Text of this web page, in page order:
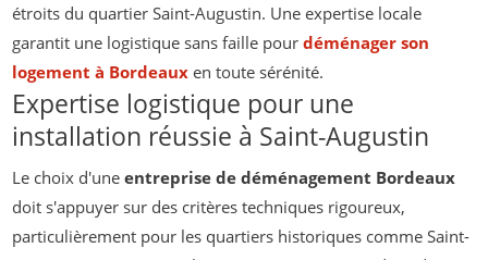
étroits du quartier Saint-Augustin. Une expertise locale
garantit une logistique sans faille pourdéménager son
logement à Bordeaux en toute sérénité.
Expertise logistique pour une
installation réussie à Saint-Augustin
Le choix d'uneentreprise de déménagement Bordeaux
doit s'appuyer sur des critères techniques rigoureux,
particulièrement pour les quartiers historiques comme Saint-